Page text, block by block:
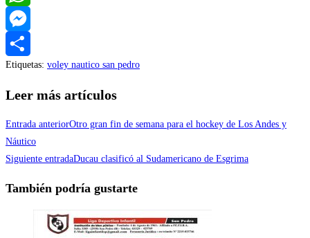
WhatsApp
Messenger
Compartir
Etiquetas: voley nautico san pedro
Leer más artículos
Entrada anteriorOtro gran fin de semana para el hockey de Los Andes y
Náutico
Siguiente entradaDucau clasificó al Sudamericano de Esgrima
También podría gustarte